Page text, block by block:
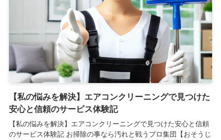
【私の悩みを解決】エアコンクリーニングで見つけた
安心と信頼のサービス体験記
【私の悩みを解決】エアコンクリーニングで見つけた安心と信頼
のサービス体験記 お掃除の事なら汚れと戦うプロ集団【おそうじ